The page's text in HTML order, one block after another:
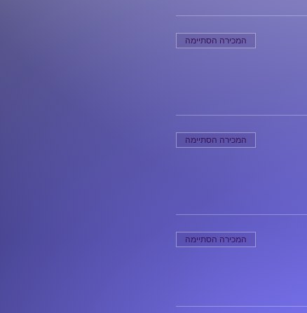
המכירה הסתיימה
המכירה הסתיימה
המכירה הסתיימה